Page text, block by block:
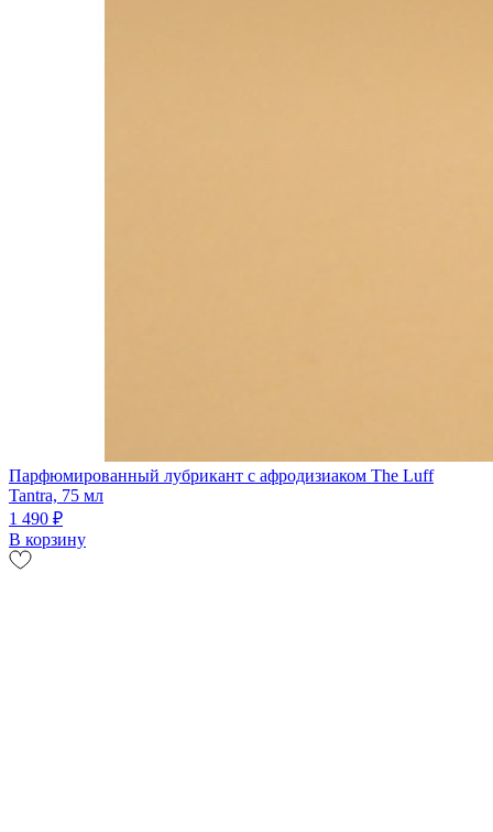
Парфюмированный лубрикант с афродизиаком The Luff
Tantra, 75 мл
1 490 ₽
В корзину